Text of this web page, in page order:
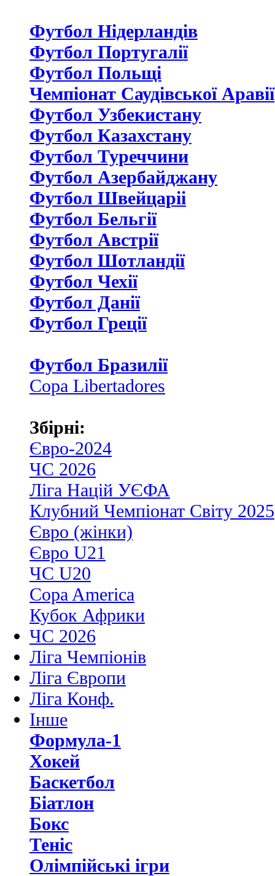
Футбол Нідерландiв
Футбол Португалії
Футбол Польщі
Чемпіонат Саудівської Аравії
Футбол Узбекистану
Футбол Казахстану
Футбол Туреччини
Футбол Азербайджану
Футбол Швейцаріі
Футбол Бельгії
Футбол Австрії
Футбол Шотландії
Футбол Чехії
Футбол Данії
Футбол Греції
Футбол Бразилії
Copa Libertadores
Збірні:
Євро-2024
ЧС 2026
Ліга Націй УЄФА
Клубний Чемпіонат Світу 2025
Євро (жінки)
Євро U21
ЧС U20
Copa America
Кубок Африки
ЧС 2026
Ліга Чемпіонів
Ліга Європи
Ліга Конф.
Інше
Формула-1
Хокей
Баскетбол
Біатлон
Бокс
Теніс
Олімпійські ігри